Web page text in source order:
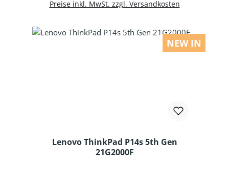
Preise inkl. MwSt. zzgl. Versandkosten
NEW IN
Lenovo ThinkPad P14s 5th Gen
21G2000F